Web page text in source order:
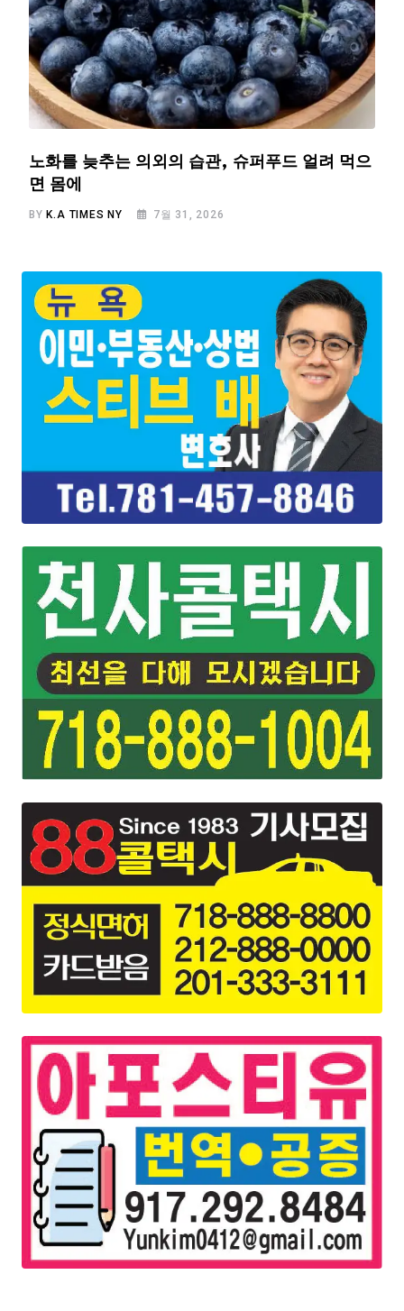
노화를 늦추는 의외의 습관, 슈퍼푸드 얼려 먹으
면 몸에
BYK.A TIMES NY 7월 31, 2026